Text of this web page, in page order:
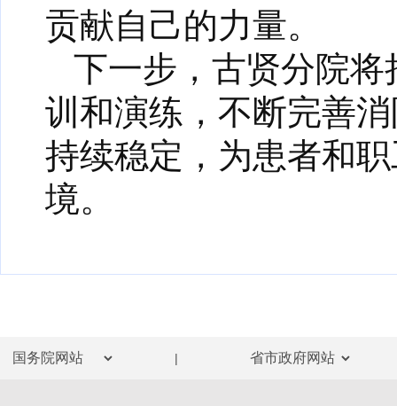
贡献自己的力量。
下一步，古贤分院
训和演练，不断完善
持续稳定，为患者和
境。
|